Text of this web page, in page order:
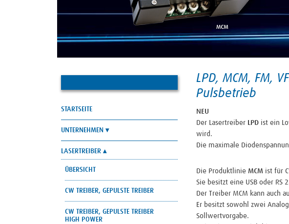
LPD, MCM, FM,
Pulsbetrieb
NEU
Der Lasertreiber LPD ist ein
wird.
Die maximale
Die Produktlinie MCM ist für
Sie besitzt eine USB oder RS
Der Treiber MCM kann auch
Er besitzt sowohl zwei
Sollwertvorgabe.
STARTSEITE
UNTERNEHMEN
LASERTREIBER
ÜBERSICHT
CW TREIBER, GEPULSTE TREIBER
CW TREIBER, GEPULSTE TREIBER
HIGH POWER